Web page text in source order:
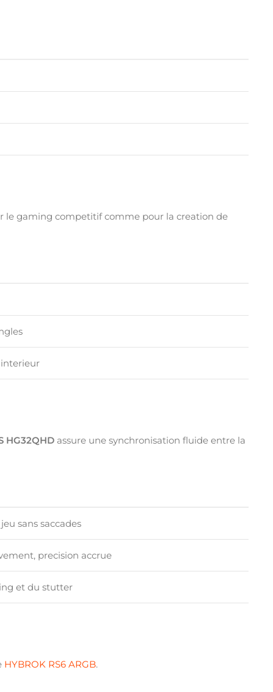
le gaming competitif comme pour la creation de
HG32QHD assure une synchronisation fluide entre la
sans saccades
precision accrue
et du stutter
HYBROK RS6 ARGB.